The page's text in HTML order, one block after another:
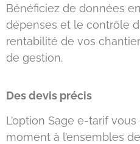
Bénéficiez de données
dépenses et le contrôle
rentabilité de vos
de gestion.
Des devis précis
L’option Sage e-tarif
moment à l’ensembles